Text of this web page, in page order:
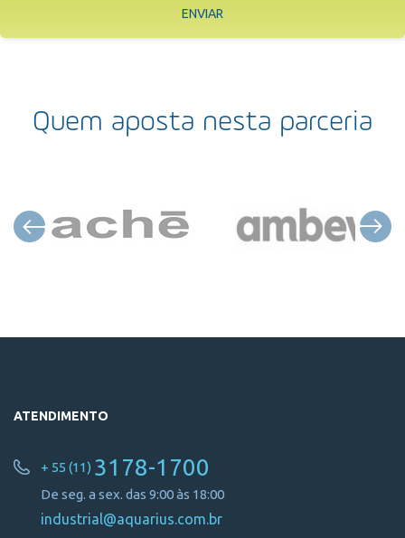
ENVIAR
Quem aposta nesta parceria
ATENDIMENTO
+ 55 (11) 3178-1700
De seg. a sex. das 9:00 às 18:00
industrial@aquarius.com.br